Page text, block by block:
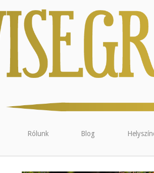
Rólunk Blog